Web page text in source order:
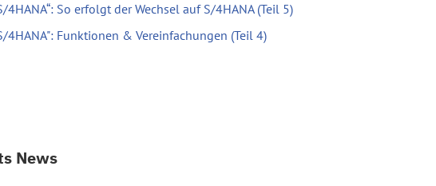
4HANA“: So erfolgt der Wechsel auf S/4HANA (Teil 5)
4HANA": Funktionen & Vereinfachungen (Teil 4)
News